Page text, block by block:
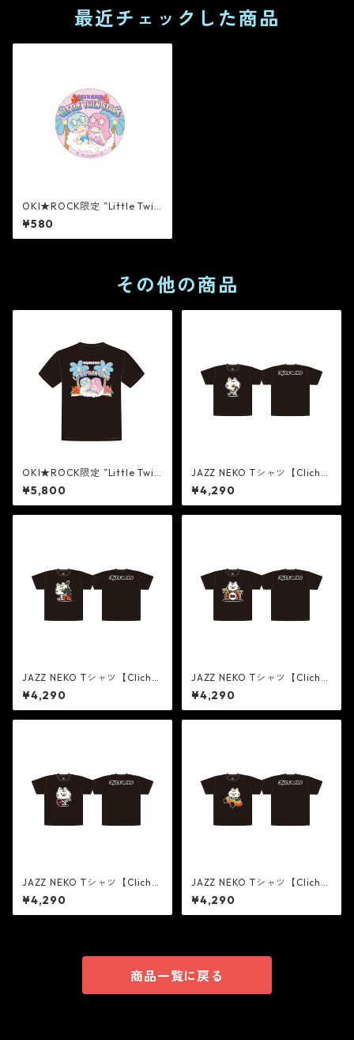
最近チェックした商品
OKI★ROCK限定 ”Little Twin
Stars” 缶バッジ [PINK]
¥580
その他の商品
OKI★ROCK限定 ”Little Twin
Stars” Tシャツ [BLACK]
¥5,800
JAZZ NEKO Tシャツ【Cliché
On Vocal】
¥4,290
JAZZ NEKO Tシャツ【Cliché
On Wood Bass】
¥4,290
JAZZ NEKO Tシャツ【Cliché
On Drums】
¥4,290
JAZZ NEKO Tシャツ【Cliché
On Guitar】
¥4,290
JAZZ NEKO Tシャツ【Cliché
On Hot Rod】
¥4,290
商品一覧に戻る